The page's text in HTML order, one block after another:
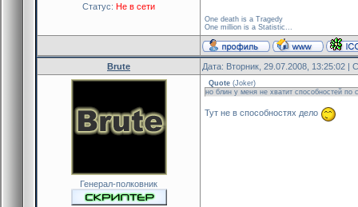
Статус: Не в сети
One death is a Tragedy
One million is a Statistic...
Brute Дата: Вторник, 29.07.2008, 13:25:02 |
Генерал-полковник
Quote (Joker)
но блин у меня не хватит способностей по
Тут не в способностях дело